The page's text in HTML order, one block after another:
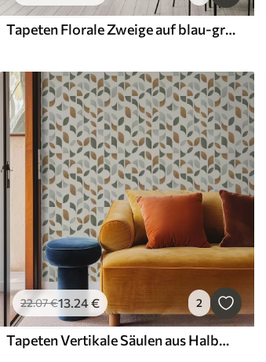
Tapeten Florale Zweige auf blau-grauem Hintergrund
22.07€13.24€ 2
Tapeten Vertikale Säulen aus Halbkreisen und Blättern, grün-terrakottafarben